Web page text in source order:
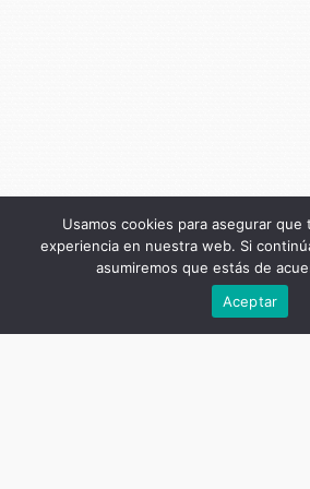
Usamos cookies para asegurar que
experiencia en nuestra web. Si
asumiremos que estás de
Aceptar